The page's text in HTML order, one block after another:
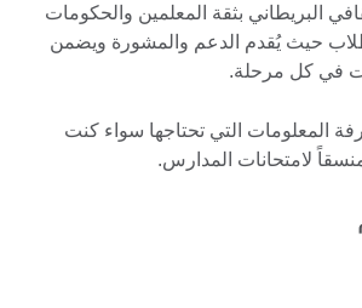
البريطاني بثقة المعلمين والحكومات
حيث يُقدم الدعم والمشورة ويضمن
في كل مرحلة.
المعلومات التي تحتاجها سواء كنت
لامتحانات المدارس.